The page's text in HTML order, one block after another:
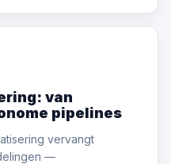
van
pipelines
vervangt
—